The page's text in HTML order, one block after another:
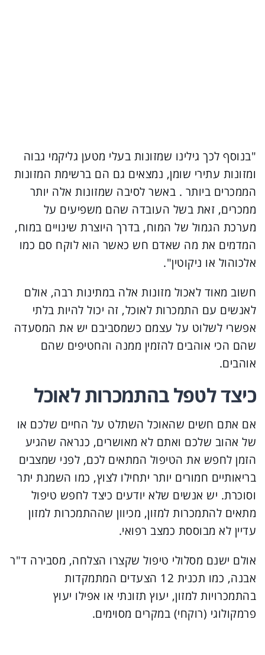
"בנוסף לכך גילינו שמזונות בעלי מטען גליקמי גבוה
ומזונות עתירי שומן, נמצאים גם הם ברשימת המזונות
הממכרים ביותר . באשר לסיבה שמזונות אלה יותר
ממכרים, זאת בשל העובדה שהם משפיעים על
מערכת הגמול של המוח, בדרך היוצרת שינויים במוח,
המדמים את מה שאדם חש כאשר הוא לוקח סם כמו
אלכוהול או ניקוטין".
חשוב מאוד לאכול מזונות אלה במתינות רבה, אולם
לאנשים עם התמכרות לאוכל, זה יכול להיות בלתי
אפשרי לשלוט על עצמם כשמסביבם יש את המסעדה
שהם הכי אוהבים להזמין ממנה והחטיפים שהם
אוהבים.
כיצד לטפל בהתמכרות לאוכל
אם אתם חשים שהאוכל השתלט על החיים שלכם או
של אהוב שלכם ואתם לא מאושרים, כנראה שהגיע
הזמן לחפש את הטיפול המתאים לכם, לפני שמצבים
בריאותיים חמורים יותר יתחילו לצוץ, כמו השמנת יתר
וסוכרת. יש אנשים שלא יודעים כיצד לחפש טיפול
מתאים להתמכרות למזון, מכיוון שההתמכרות למזון
עדיין לא מבוססת כמצב רפואי.
אולם ישנם מסלולי טיפול שקצרו הצלחה, מסבירה ד"ר
אבנה, כמו תכנית 12 הצעדים המתמקדות
בהתמכרויות למזון, יעוץ תזונתי או אפילו יעוץ
פרמקולוגי (רוקחי) במקרים מסוימים.